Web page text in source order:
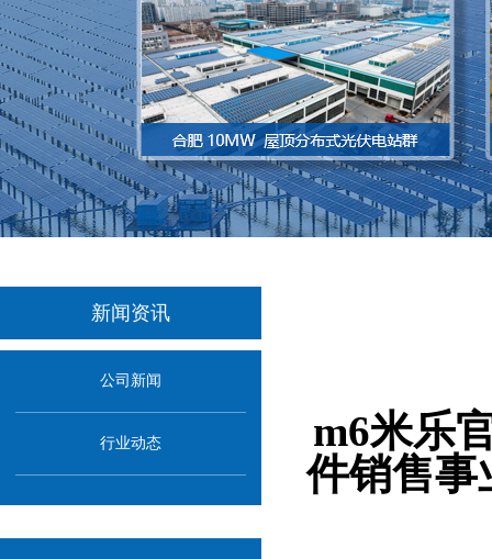
新闻资讯
公司新闻
行业动态
m6米乐
件销售事